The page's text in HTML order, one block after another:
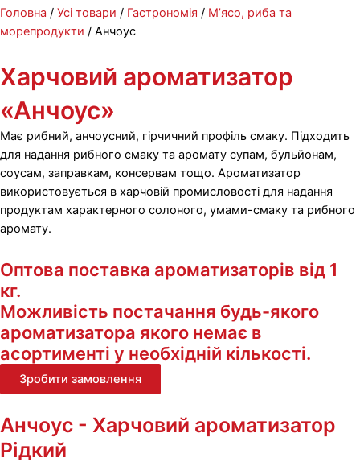
Перейти
до
Головна / Усі товари / Гастрономія / М’ясо, риба та
морепродукти / Анчоус
Харчовий ароматизатор
«Анчоус»
Має рибний, анчоусний, гірчичний профіль смаку. Підходить
для надання рибного смаку та аромату супам, бульйонам,
соусам, заправкам, консервам тощо. Ароматизатор
використовується в харчовій промисловості для надання
продуктам характерного солоного, умами-смаку та рибного
аромату.
Оптова поставка ароматизаторів від 1
кг.
Можливість постачання будь-якого
ароматизатора якого немає в
асортименті у необхідній кількості.
Зробити замовлення
Анчоус - Харчовий ароматизатор
Рідкий